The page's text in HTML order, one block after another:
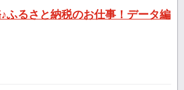
ふるさと納税のお仕事！データ編